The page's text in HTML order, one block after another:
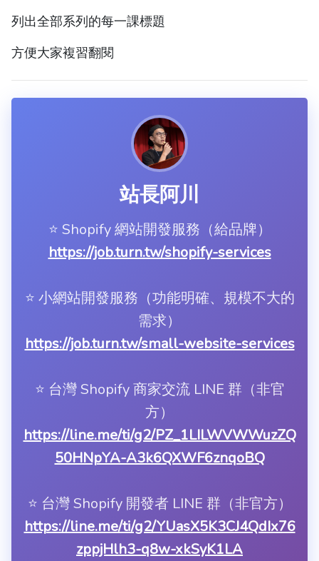
列出全部系列的每一課標題
方便大家複習翻閱
站長阿川
⭐️ Shopify 網站開發服務（給品牌）
https://job.turn.tw/shopify-services
⭐️ 小網站開發服務（功能明確、規模不大的
需求）
https://job.turn.tw/small-website-services
⭐️ 台灣 Shopify 商家交流 LINE 群（非官
方）
https://line.me/ti/g2/PZ_1LILWVWWuzZQ
50HNpYA-A3k6QXWF6znqoBQ
⭐️ 台灣 Shopify 開發者 LINE 群（非官方）
https://line.me/ti/g2/YUasX5K3CJ4QdIx76
zppjHlh3-q8w-xkSyK1LA